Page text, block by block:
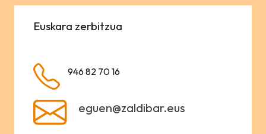
Euskara zerbitzua
946 82 70 16
eguen@zaldibar.eus